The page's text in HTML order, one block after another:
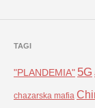
TAGI
"PLANDEMIA" 5G
chazarska mafia